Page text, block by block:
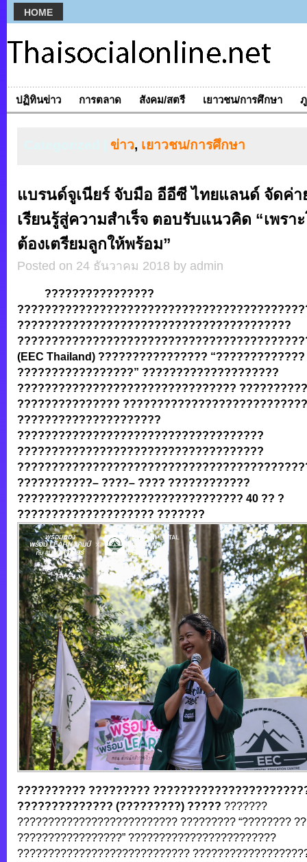
HOME
ปฏิทินข่าว การตลาด สังคม/สตรี เยาวชน/การศึกษา
ข่าว, เยาวชน/การศึกษา
แบรนด์จูเนียร์ จับมือ อีอีซี ไทยแลนด์ จัดค่า
เรียนรู้สู่ความสำเร็จ ตอบรับแนวคิด “เพรา
ต้องเตรียมลูกให้พร้อม”
Posted on 24 ธันวาคม 2018 by admin
????????????????
????????????????????????????????????????
??????????????????????????????
(EEC Thailand) ???????????????? “?????????????
?????????????????” ????????????????????
????????????????????????????????
???????????????
?????????????????????
????????????????????????????????????
????????????????????????????????????
???????????– ????– ???? ????????????
????????????????????????????????? 40 ?? ?
???????????????????? ???????
?????????? ?????????
?????????????? (?????????) ????? ???????
?????????????????????????? ????????? “????????
?????????????????” ????????????????????????
????????????????????????????